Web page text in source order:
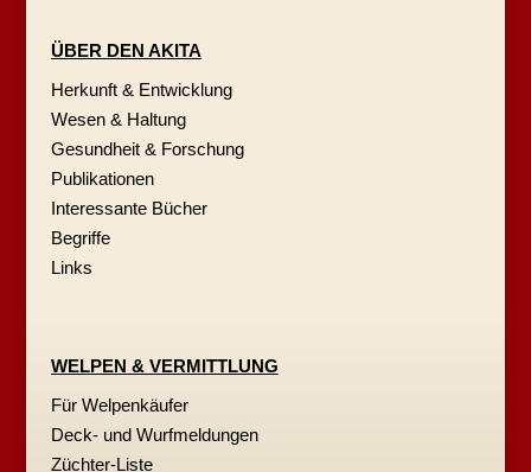
ÜBER DEN AKITA
Herkunft & Entwicklung
Wesen & Haltung
Gesundheit & Forschung
Publikationen
Interessante Bücher
Begriffe
Links
WELPEN & VERMITTLUNG
Für Welpenkäufer
Deck- und Wurfmeldungen
Züchter-Liste